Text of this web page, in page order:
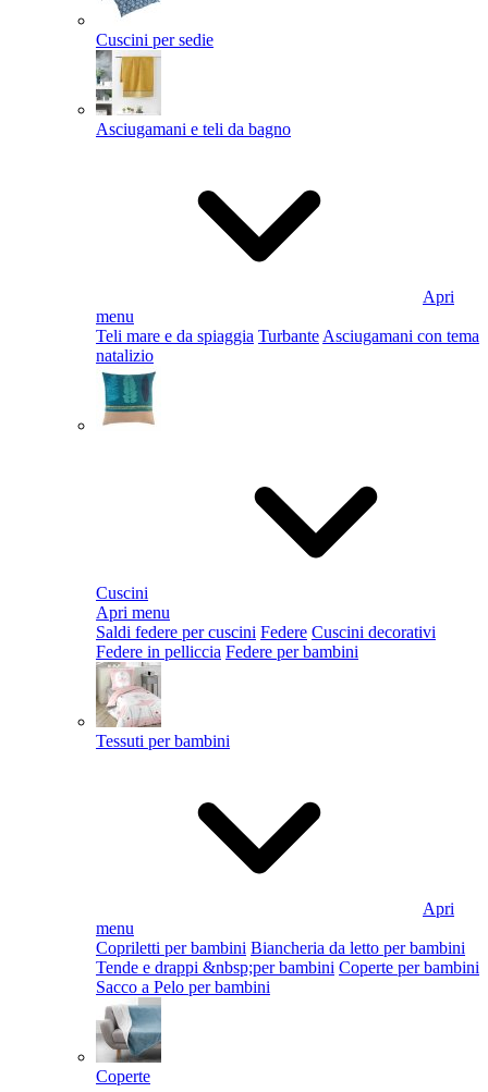
Cuscini per sedie
Asciugamani e teli da bagno
Apri
menu
Teli mare e da spiaggia Turbante Asciugamani con tema
natalizio
Cuscini
Apri menu
Saldi federe per cuscini Federe Cuscini decorativi
Federe in pelliccia Federe per bambini
Tessuti per bambini
Apri
menu
Copriletti per bambini Biancheria da letto per bambini
Tende e drappi &nbsp;per bambini Coperte per bambini
Sacco a Pelo per bambini
Coperte